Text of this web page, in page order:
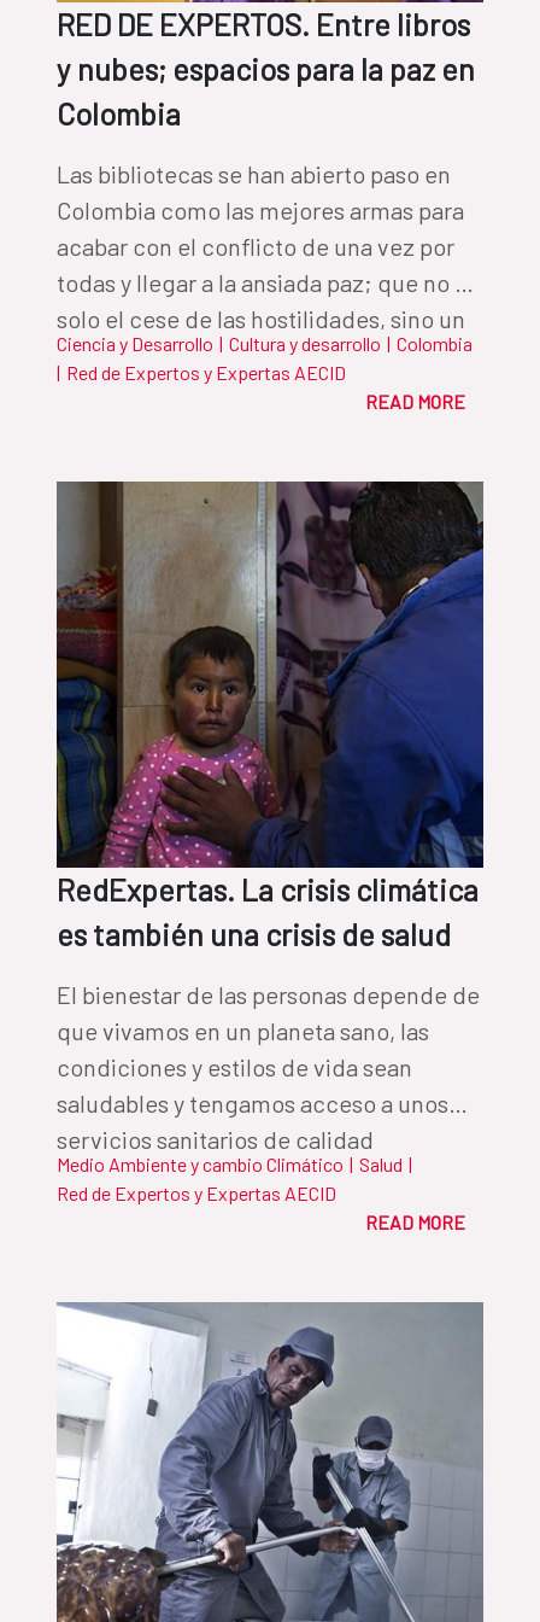
RED DE EXPERTOS. Entre libros
y nubes; espacios para la paz en
Colombia
Las bibliotecas se han abierto paso en
Colombia como las mejores armas para
acabar con el conflicto de una vez por
todas y llegar a la ansiada paz; que no es
solo el cese de las hostilidades, sino un
proceso que ha de contar con una
inclusión social real, equidad,
y paz a las comunidades rurales?
Colombia tiene un plan.
Ciencia y Desarrollo | Cultura y desarrollo | Colombia
| Red de Expertos y Expertas AECID
READ MORE
RedExpertas. La crisis climática
es también una crisis de salud
El bienestar de las personas depende de
que vivamos en un planeta sano, las
condiciones y estilos de vida sean
saludables y tengamos acceso a unos
servicios sanitarios de calidad
Medio Ambiente y cambio Climático | Salud |
Red de Expertos y Expertas AECID
READ MORE